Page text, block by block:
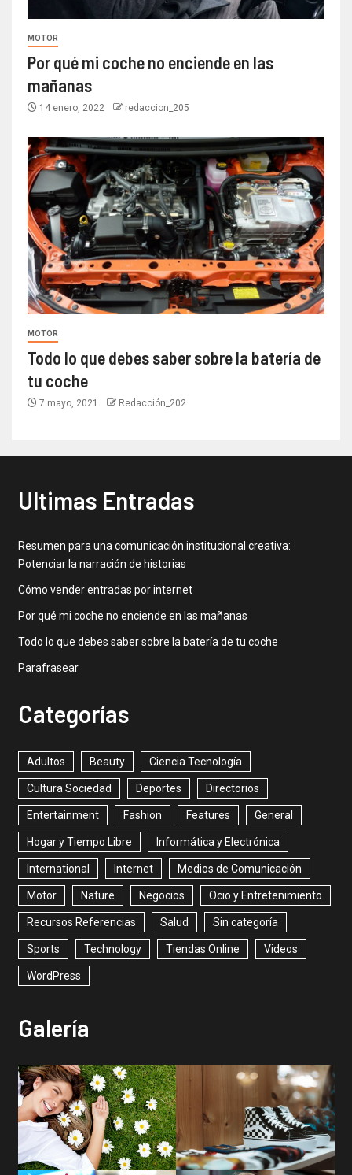
MOTOR
Por qué mi coche no enciende en las
mañanas
14 enero, 2022 redaccion_205
MOTOR
Todo lo que debes saber sobre la batería de
tu coche
7 mayo, 2021 Redacción_202
Ultimas Entradas
Resumen para una comunicación institucional creativa:
Potenciar la narración de historias
Cómo vender entradas por internet
Por qué mi coche no enciende en las mañanas
Todo lo que debes saber sobre la batería de tu coche
Parafrasear
Categorías
Adultos Beauty Ciencia Tecnología
Cultura Sociedad Deportes Directorios
Entertainment Fashion Features General
Hogar y Tiempo Libre Informática y Electrónica
International Internet Medios de Comunicación
Motor Nature Negocios Ocio y Entretenimiento
Recursos Referencias Salud Sin categoría
Sports Technology Tiendas Online Videos
WordPress
Galería